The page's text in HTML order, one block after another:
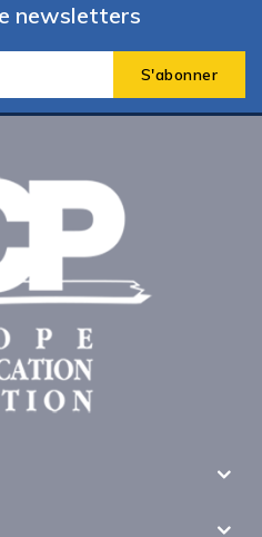
newsletters